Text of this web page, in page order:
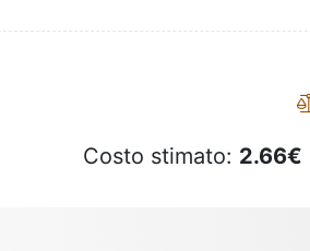
Costo stimato: 2.66€